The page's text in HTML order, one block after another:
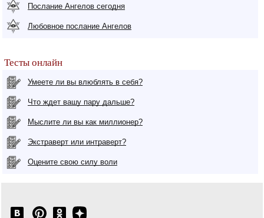
Послание Ангелов сегодня
Любовное послание Ангелов
Тесты онлайн
Умеете ли вы влюблять в себя?
Что ждет вашу пару дальше?
Мыслите ли вы как миллионер?
Экстраверт или интраверт?
Оцените свою силу воли